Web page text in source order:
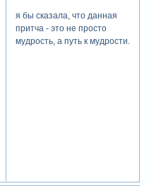
я бы сказала, что данная
притча - это не просто
мудрость, а путь к мудрости.